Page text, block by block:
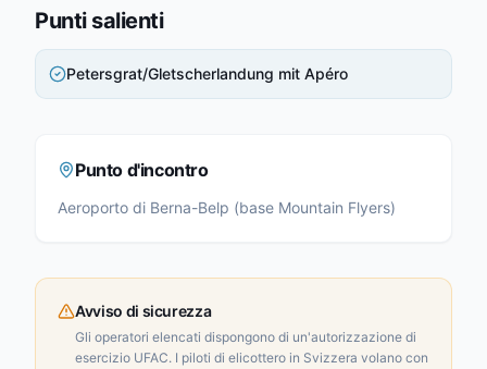
Punti salienti
Petersgrat/Gletscherlandung mit Apéro
Punto d'incontro
Aeroporto di Berna-Belp (base Mountain Flyers)
Avviso di sicurezza
Gli operatori elencati dispongono di un'autorizzazione di
esercizio UFAC. I piloti di elicottero in Svizzera volano con